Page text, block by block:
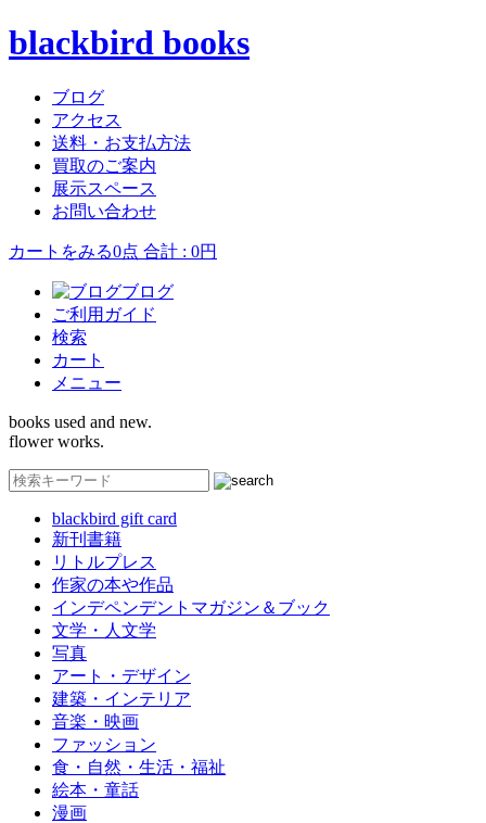
blackbird books
ブログ
アクセス
送料・お支払方法
買取のご案内
展示スペース
お問い合わせ
カートをみる0点 合計 : 0円
ブログ
ご利用ガイド
検索
カート
メニュー
books used and new.
flower works.
blackbird gift card
新刊書籍
リトルプレス
作家の本や作品
インデペンデントマガジン＆ブック
文学・人文学
写真
アート・デザイン
建築・インテリア
音楽・映画
ファッション
食・自然・生活・福祉
絵本・童話
漫画